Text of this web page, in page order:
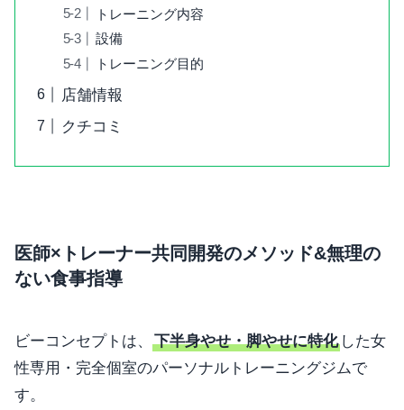
トレーニング内容
設備
トレーニング目的
店舗情報
クチコミ
医師×トレーナー共同開発のメソッド&無理の
ない食事指導
ビーコンセプトは、 下半身やせ・脚やせに特化 した女
性専用・完全個室のパーソナルトレーニングジムで
す。